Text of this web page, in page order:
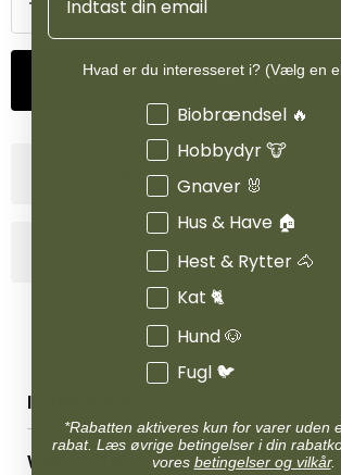
Tilføj til kurv
Produktinformation
INFORMATION
Betingelser & vilkår
Reklamations- & fortrydelsesret
VORES BUTIK
Hvad er du interesseret i? (Vælg en
Interesser
Biobrændsel 🔥
Hobbydyr 🐮
Gnaver 🐰
Hus & Have 🏠
Hest & Rytter 🐴
Kat 🐈
Hund 🐶
Fugl 🐦
*Rabatten aktiveres kun for varer uden
rabat. Læs øvrige betingelser i din
vores betingelser og vilkår.